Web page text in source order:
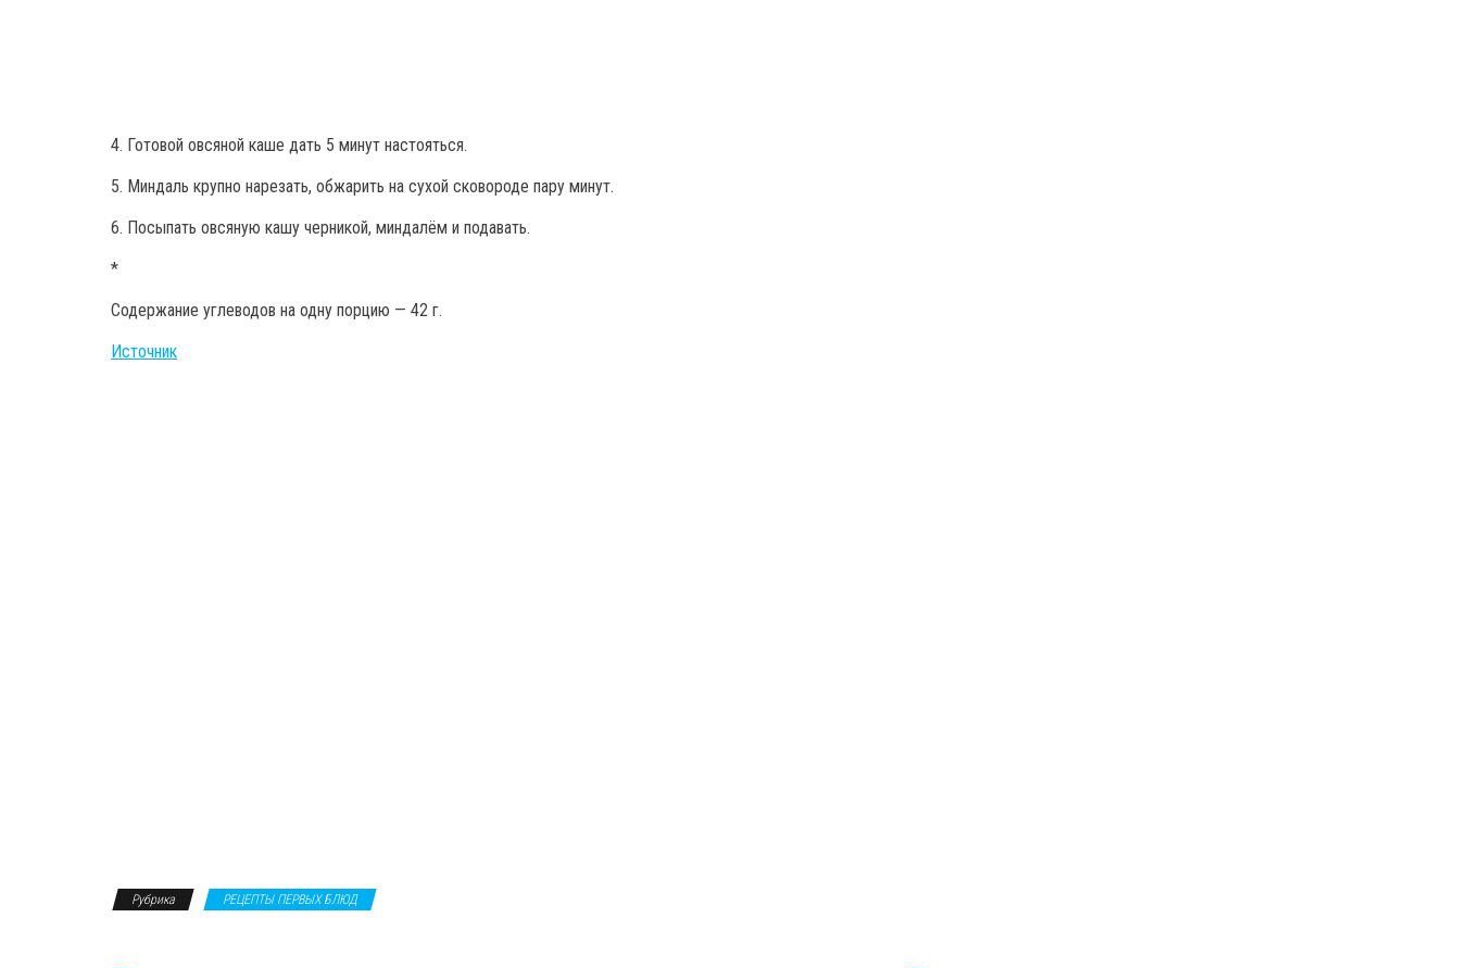
4. Готовой овсяной каше дать 5 минут настояться.
5. Миндаль крупно нарезать, обжарить на сухой сковороде пару минут.
6. Посыпать овсяную кашу черникой, миндалём и подавать.
*
Содержание углеводов на одну порцию — 42 г.
Источник
Рубрика РЕЦЕПТЫ ПЕРВЫХ БЛЮД